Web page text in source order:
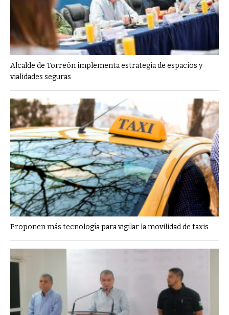
Alcalde de Torreón implementa estrategia de espacios y
vialidades seguras
Proponen más tecnología para vigilar la movilidad de taxis